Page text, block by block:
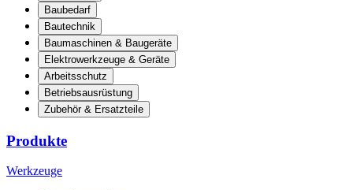
Baubedarf
Bautechnik
Baumaschinen & Baugeräte
Elektrowerkzeuge & Geräte
Arbeitsschutz
Betriebsausrüstung
Zubehör & Ersatzteile
Produkte
Werkzeuge